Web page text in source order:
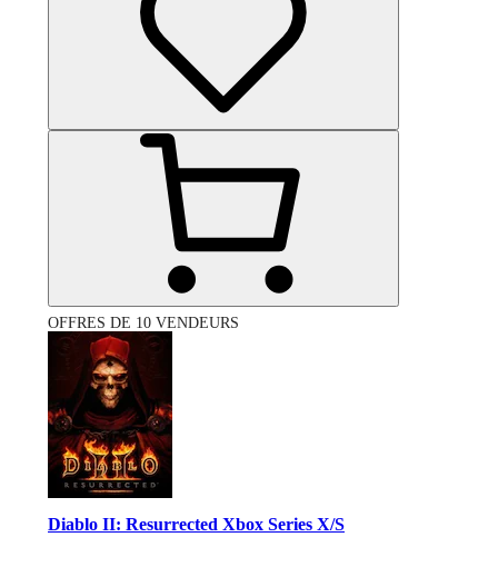
OFFRES DE 10 VENDEURS
Diablo II: Resurrected Xbox Series X/S